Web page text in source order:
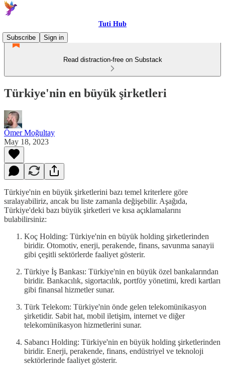
Tuti Hub
Subscribe
Sign in
Read distraction-free on Substack
Türkiye'nin en büyük şirketleri
Ömer Moğultay
May 18, 2023
Türkiye'nin en büyük şirketlerini bazı temel kriterlere göre
sıralayabiliriz, ancak bu liste zamanla değişebilir. Aşağıda,
Türkiye'deki bazı büyük şirketleri ve kısa açıklamalarını
bulabilirsiniz:
Koç Holding: Türkiye'nin en büyük holding şirketlerinden
biridir. Otomotiv, enerji, perakende, finans, savunma sanayii
gibi çeşitli sektörlerde faaliyet gösterir.
Türkiye İş Bankası: Türkiye'nin en büyük özel bankalarından
biridir. Bankacılık, sigortacılık, portföy yönetimi, kredi kartları
gibi finansal hizmetler sunar.
Türk Telekom: Türkiye'nin önde gelen telekomünikasyon
şirketidir. Sabit hat, mobil iletişim, internet ve diğer
telekomünikasyon hizmetlerini sunar.
Sabancı Holding: Türkiye'nin en büyük holding şirketlerinden
biridir. Enerji, perakende, finans, endüstriyel ve teknoloji
sektörlerinde faaliyet gösterir.